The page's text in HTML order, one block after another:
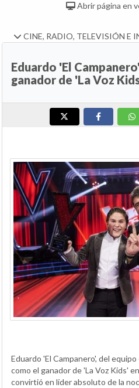
Abrir página en
CINE, RADIO, TELEVISIÓN E
Eduardo 'El
ganador de 'La Voz
Eduardo 'El Campanero', del
como el ganador de 'La Voz Kids'
convirtió en líder absoluto de la